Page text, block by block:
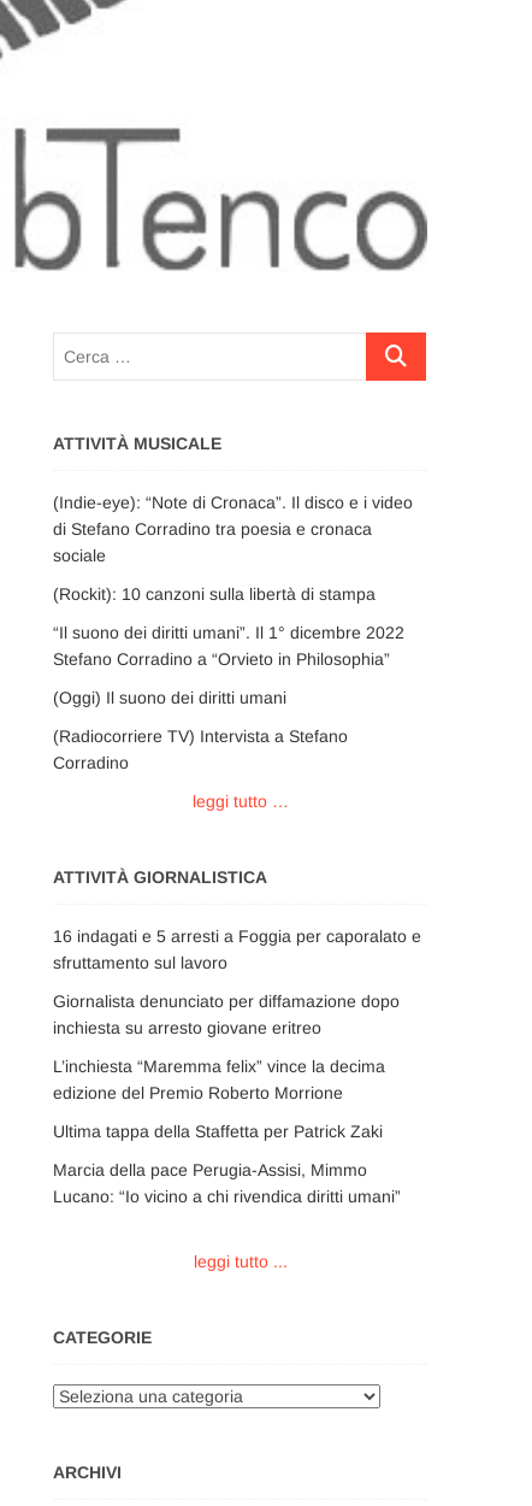
Cerca
ATTIVITÀ MUSICALE
(Indie-eye): “Note di Cronaca”. Il disco e i video
di Stefano Corradino tra poesia e cronaca
sociale
(Rockit): 10 canzoni sulla libertà di stampa
“Il suono dei diritti umani”. Il 1° dicembre 2022
Stefano Corradino a “Orvieto in Philosophia”
(Oggi) Il suono dei diritti umani
(Radiocorriere TV) Intervista a Stefano
Corradino
leggi tutto …
ATTIVITÀ GIORNALISTICA
16 indagati e 5 arresti a Foggia per caporalato e
sfruttamento sul lavoro
Giornalista denunciato per diffamazione dopo
inchiesta su arresto giovane eritreo
L’inchiesta “Maremma felix” vince la decima
edizione del Premio Roberto Morrione
Ultima tappa della Staffetta per Patrick Zaki
Marcia della pace Perugia-Assisi, Mimmo
Lucano: “Io vicino a chi rivendica diritti umani”
leggi tutto ...
CATEGORIE
Categorie
ARCHIVI